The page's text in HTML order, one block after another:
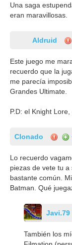
Una saga
eran maravillosas.
Aldruid
Este juego me
recuerdo que la
me parecía
Grandes Ultimate.
P.D: el Knight
Clonado
Lo recuerdo
piezas de vete tu
bastante común.
Batman. Qué
Javi.79
También los